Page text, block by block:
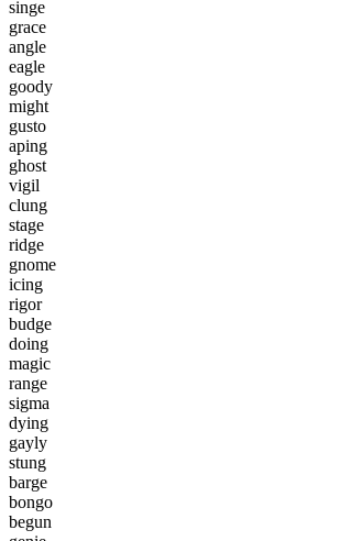
singe
grace
angle
eagle
goody
might
gusto
aping
ghost
vigil
clung
stage
ridge
gnome
icing
rigor
budge
doing
magic
range
sigma
dying
gayly
stung
barge
bongo
begun